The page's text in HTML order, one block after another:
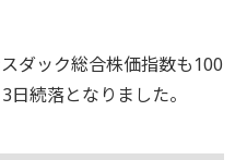
ダック総合株価指数も100
続落となりました。